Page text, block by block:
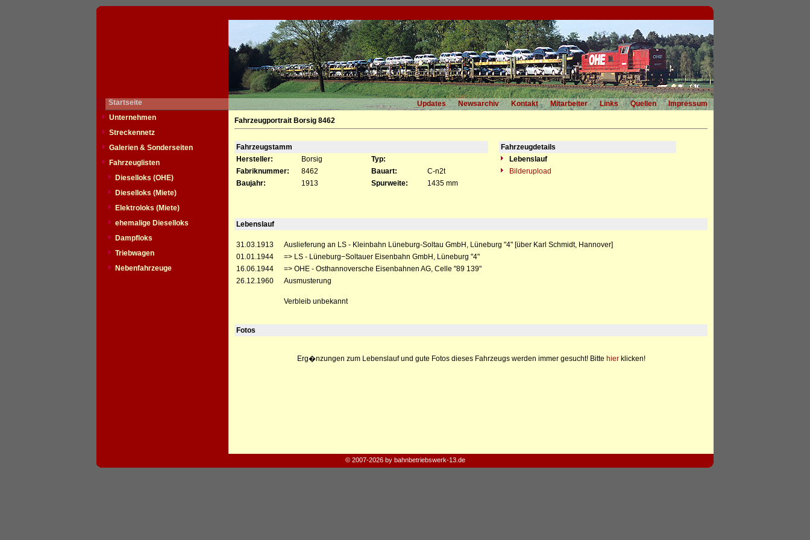
Startseite Updates Newsarchiv Kontakt Mitarbeiter Links Quellen
Impressum
Unternehmen
Streckennetz
Galerien & Sonderseiten
Fahrzeuglisten
Dieselloks (OHE)
Dieselloks (Miete)
Elektroloks (Miete)
ehemalige Dieselloks
Dampfloks
Triebwagen
Nebenfahrzeuge
Fahrzeugportrait Borsig 8462
Fahrzeugstamm
Fahrzeugdetails
Hersteller:
Borsig Typ:
Lebenslauf
Fabriknummer:
8462 Bauart: C-n2t
Bilderupload
Baujahr:
1913 Spurweite: 1435 mm
Lebenslauf
31.03.1913
Auslieferung an LS - Kleinbahn Lüneburg-Soltau GmbH, Lüneburg "4" [über Karl Schmidt, Hannover]
01.01.1944
=> LS - Lüneburg−Soltauer Eisenbahn GmbH, Lüneburg "4"
16.06.1944
=> OHE - Osthannoversche Eisenbahnen AG, Celle "89 139"
26.12.1960
Ausmusterung
Verbleib unbekannt
Fotos
Erg�nzungen zum Lebenslauf und gute Fotos dieses Fahrzeugs werden immer gesucht! Bitte hierklicken!
© 2007-2026 by bahnbetriebswerk-13.de